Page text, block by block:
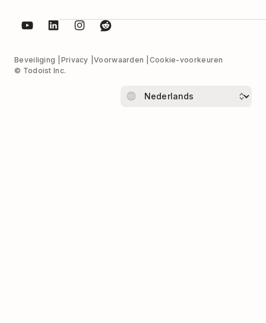
Beveiliging Privacy Voorwaarden
Cookie-voorkeuren
© Todoist Inc.